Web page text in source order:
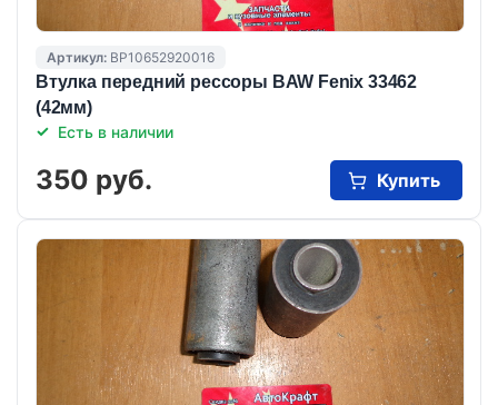
Артикул: BP10652920016
Втулка передний рессоры BAW Fenix 33462
(42мм)
Есть в наличии
350 руб. Купить